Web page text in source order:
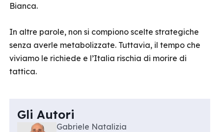
Bianca.
In altre parole, non si compiono scelte strategiche
senza averle metabolizzate. Tuttavia, il tempo che
viviamo le richiede e l’Italia rischia di morire di
tattica.
Gli Autori
Gabriele Natalizia